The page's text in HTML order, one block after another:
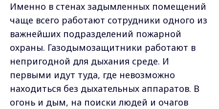
Именно в стенах задымленных помещений
чаще всего работают сотрудники одного из
важнейших подразделений пожарной
охраны. Газодымозащитники работают в
непригодной для дыхания среде. И
первыми идут туда, где невозможно
находиться без дыхательных аппаратов. В
огонь и дым, на поиски людей и очагов